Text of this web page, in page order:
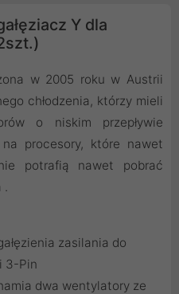
Y dla
w 2005 roku w Austrii
chłodzenia, którzy mieli
o niskim przepływie
procesory, które nawet
potrafią nawet pobrać
zasilania do
3-Pin
dwa wentylatory ze